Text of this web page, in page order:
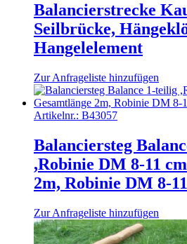
Balancierstrecke
Seilbrücke,
Hangelelement
Zur Anfrageliste hinzufügen
Artikelnr.: B43057
Balanciersteg
,Robinie DM 8-11
2m, Robinie DM 8-
Zur Anfrageliste hinzufügen